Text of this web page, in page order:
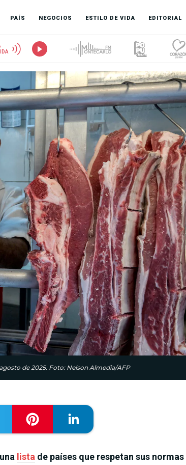
PAÍS NEGOCIOS ESTILO DE VIDA EDITORIAL
de 2025. Foto: Nelson Almedia/AFP
lista de países que respetan sus